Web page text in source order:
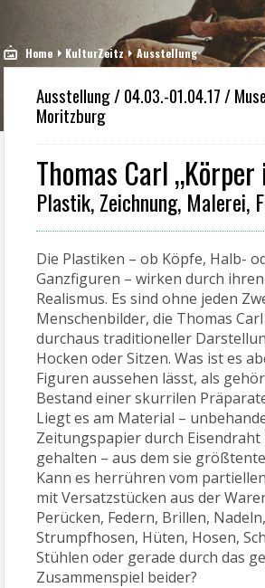
Home KulturZeitz Ausstellung
Ausstellung / 04.03.-01.04.17 /
Moritzburg
Thomas Carl „Körper
Plastik, Zeichnung, Malerei,
Die Plastiken – ob Köpfe, Halb-
Ganzfiguren – wirken durch
Realismus. Es sind ohne jeden
Menschenbilder, die Thomas
durchaus traditioneller
Hocken oder Sitzen. Was ist es
Figuren aussehen lässt, als
Bestand einer skurrilen
Liegt es am Material –
Zeitungspapier durch Eisendraht
gehalten – aus dem sie
Kann es herrühren vom
mit Versatzstücken aus der
Perücken, Federn, Brillen, Nadeln,
Strumpfhosen, Hüten, Hosen,
Stühlen oder gerade durch das
Zusammenspiel beider?